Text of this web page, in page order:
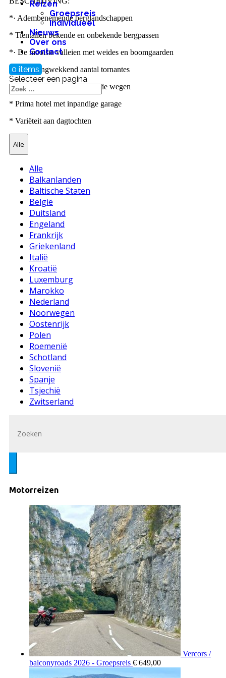
Reizen
Groepsreis
Individueel
Nieuws
Over ons
Contact
0 items
Selecteer een pagina
*· Adembenemende berglandschappen
* Tientallen bekende en onbekende bergpassen
*· De mooiste valleien met weides en boomgaarden
*· Duizelingwekkend aantal tornantes
* Uitstekende kwaliteit van de wegen
* Prima hotel met inpandige garage
* Variëteit aan dagtochten
Alle
Alle
Balkanlanden
Baltische Staten
België
Duitsland
Engeland
Frankrijk
Griekenland
Italië
Kroatië
Luxemburg
Marokko
Nederland
Noorwegen
Oostenrijk
Polen
Roemenië
Schotland
Slovenië
Spanje
Tsjechië
Zwitserland
Motorreizen
Vercors /
balconyroads 2026 - Groepsreis € 649,00